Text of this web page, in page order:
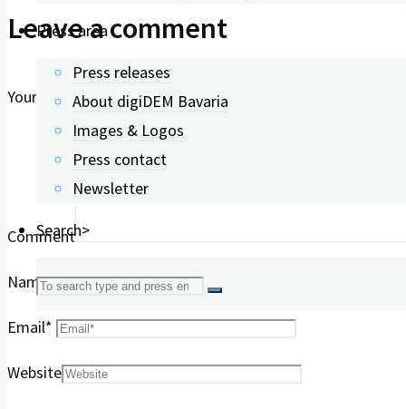
Press area
Press releases
About digiDEM Bavaria
Images & Logos
Press contact
Newsletter
Search>
Search
for:
Leave a comment
Your email address will not be published.
Comment
Name*
Email*
Website